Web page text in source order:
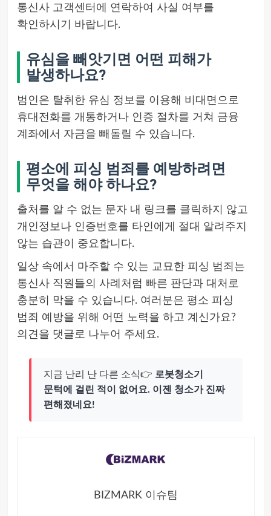
통신사 고객센터에 연락하여 사실 여부를
확인하시기 바랍니다.
유심을 빼앗기면 어떤 피해가
발생하나요?
범인은 탈취한 유심 정보를 이용해 비대면으로
휴대전화를 개통하거나 인증 절차를 거쳐 금융
계좌에서 자금을 빼돌릴 수 있습니다.
평소에 피싱 범죄를 예방하려면
무엇을 해야 하나요?
출처를 알 수 없는 문자 내 링크를 클릭하지 않고
개인정보나 인증번호를 타인에게 절대 알려주지
않는 습관이 중요합니다.
일상 속에서 마주할 수 있는 교묘한 피싱 범죄는
통신사 직원들의 사례처럼 빠른 판단과 대처로
충분히 막을 수 있습니다. 여러분은 평소 피싱
범죄 예방을 위해 어떤 노력을 하고 계신가요?
의견을 댓글로 나누어 주세요.
지금 난리 난 다른 소식👉 로봇청소기
문턱에 걸린 적이 없어요. 이젠 청소가 진짜
편해졌네요!
BIZMARK 이슈팀